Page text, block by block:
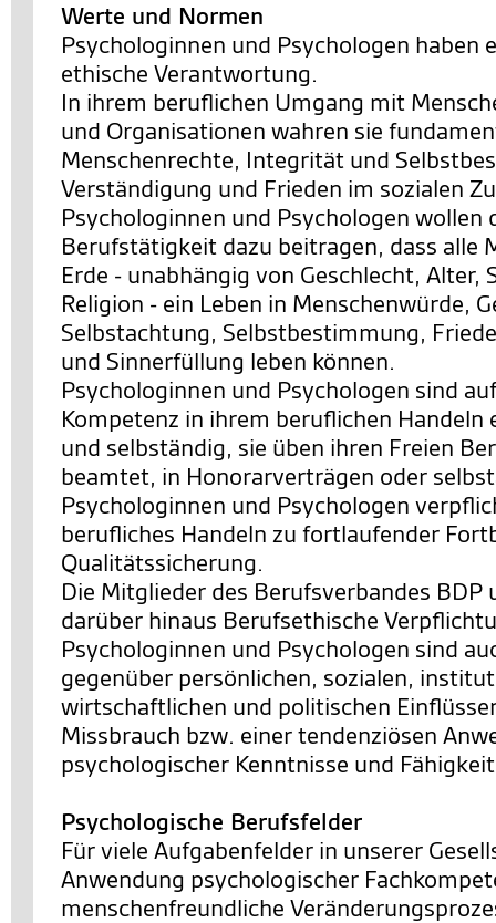
Werte und Normen
Psychologinnen und Psychologen haben
ethische Verantwortung.
In ihrem beruflichen Umgang mit
und Organisationen wahren sie
Menschenrechte, Integrität und
Verständigung und Frieden im sozialen
Psychologinnen und Psychologen wollen
Berufstätigkeit dazu beitragen, dass alle
Erde - unabhängig von Geschlecht, Alter,
Religion - ein Leben in Menschenwürde,
Selbstachtung, Selbstbestimmung,
und Sinnerfüllung leben können.
Psychologinnen und Psychologen sind
Kompetenz in ihrem beruflichen
und selbständig, sie üben ihren Freien
beamtet, in Honorarverträgen oder
Psychologinnen und Psychologen
berufliches Handeln zu fortlaufender
Qualitätssicherung.
Die Mitglieder des Berufsverbandes BDP
darüber hinaus Berufsethische
Psychologinnen und Psychologen sind
gegenüber persönlichen, sozialen,
wirtschaftlichen und politischen
Missbrauch bzw. einer tendenziösen
psychologischer Kenntnisse und
Psychologische Berufsfelder
Für viele Aufgabenfelder in unserer
Anwendung psychologischer
menschenfreundliche